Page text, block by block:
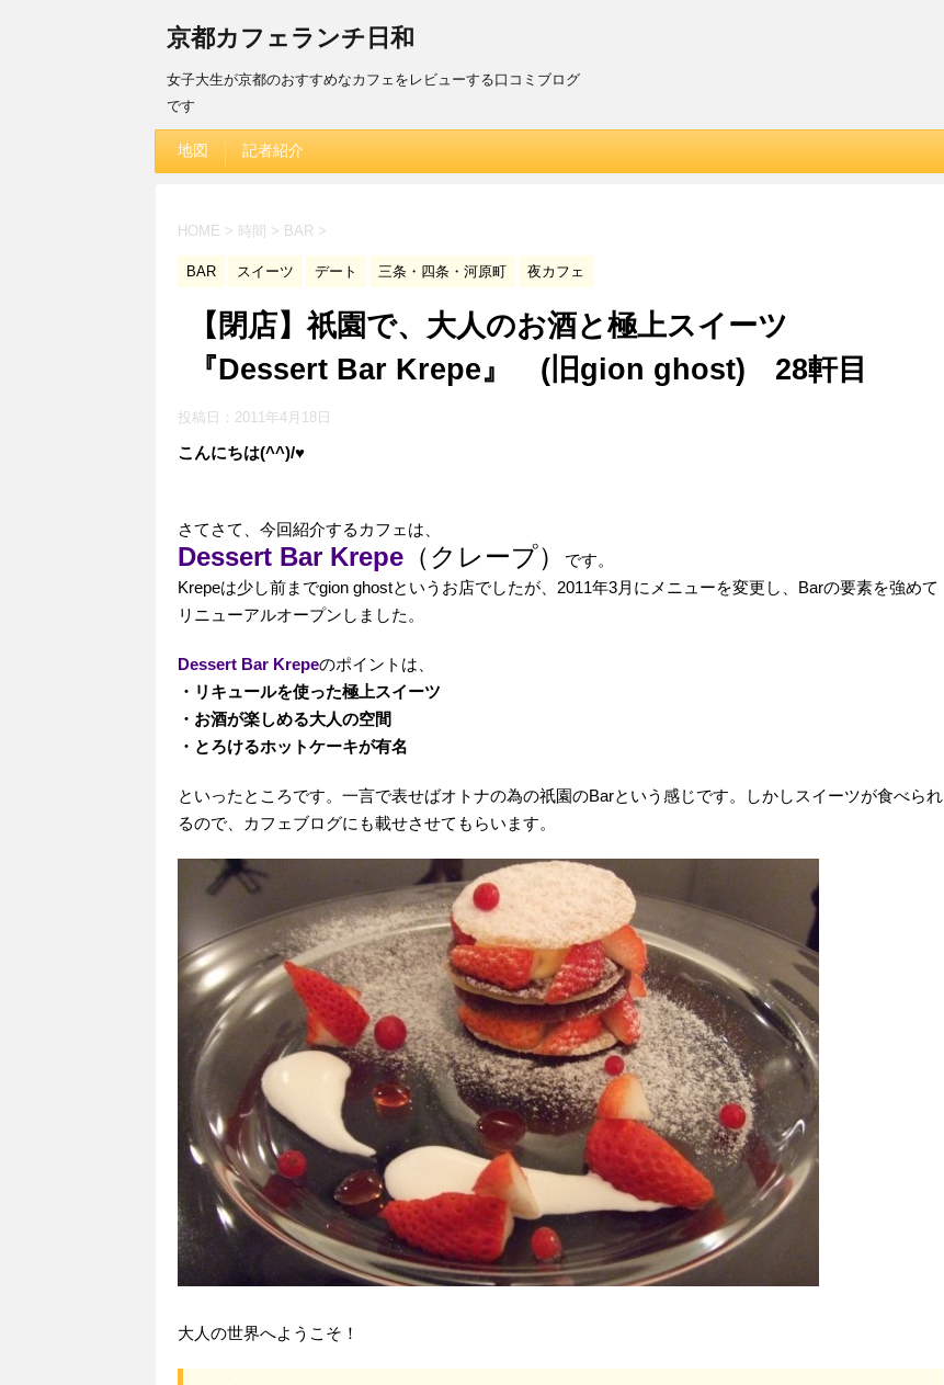
京都カフェランチ日和
女子大生が京都のおすすめなカフェをレビューする口コミブログ
です
地図 記者紹介
HOME > 時間 > BAR >
BAR スイーツ デート 三条・四条・河原町 夜カフェ
【閉店】祇園で、大人のお酒と極上スイーツ
『Dessert Bar Krepe』 (旧gion ghost) 28軒目
投稿日： 2011年4月18日
こんにちは(^^)/♥
さてさて、今回紹介するカフェは、
Dessert Bar Krepe （クレープ）
です。
Krepeは少し前までgion ghostというお店でしたが、2011年3月にメニューを変更し、Barの要素を強めて
リニューアルオープンしました。
Dessert Bar Krepeのポイントは、
・リキュールを使った極上スイーツ
・お酒が楽しめる大人の空間
・とろけるホットケーキが有名
といったところです。一言で表せばオトナの為の祇園のBarという感じです。しかしスイーツが食べられ
るので、カフェブログにも載せさせてもらいます。
大人の世界へようこそ！